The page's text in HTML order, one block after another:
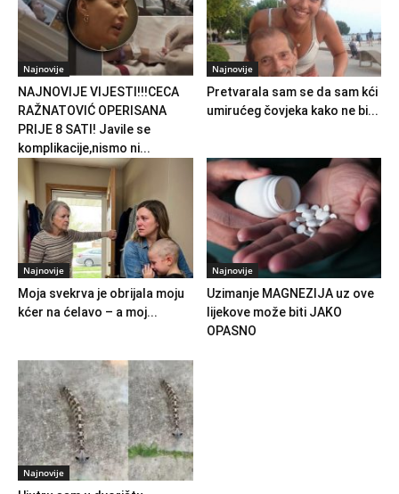
Najnovije
NAJNOVIJE VIJESTI!!!CECA
RAŽNATOVIĆ OPERISANA
PRIJE 8 SATI! Javile se
komplikacije,nismo ni...
Najnovije
Pretvarala sam se da sam kći
umirućeg čovjeka kako ne bi...
Najnovije
Moja svekrva je obrijala moju
kćer na ćelavo – a moj...
Najnovije
Uzimanje MAGNEZIJA uz ove
lijekove može biti JAKO
OPASNO
Najnovije